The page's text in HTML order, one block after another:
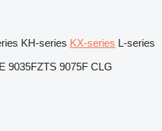
KH-series KX-series L-series
9035FZTS 9075F CLG